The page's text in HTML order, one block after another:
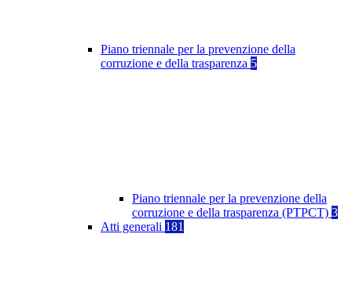
Piano triennale per la prevenzione della
corruzione e della trasparenza 5
Piano triennale per la prevenzione della
corruzione e della trasparenza (PTPCT) 3
Atti generali 181